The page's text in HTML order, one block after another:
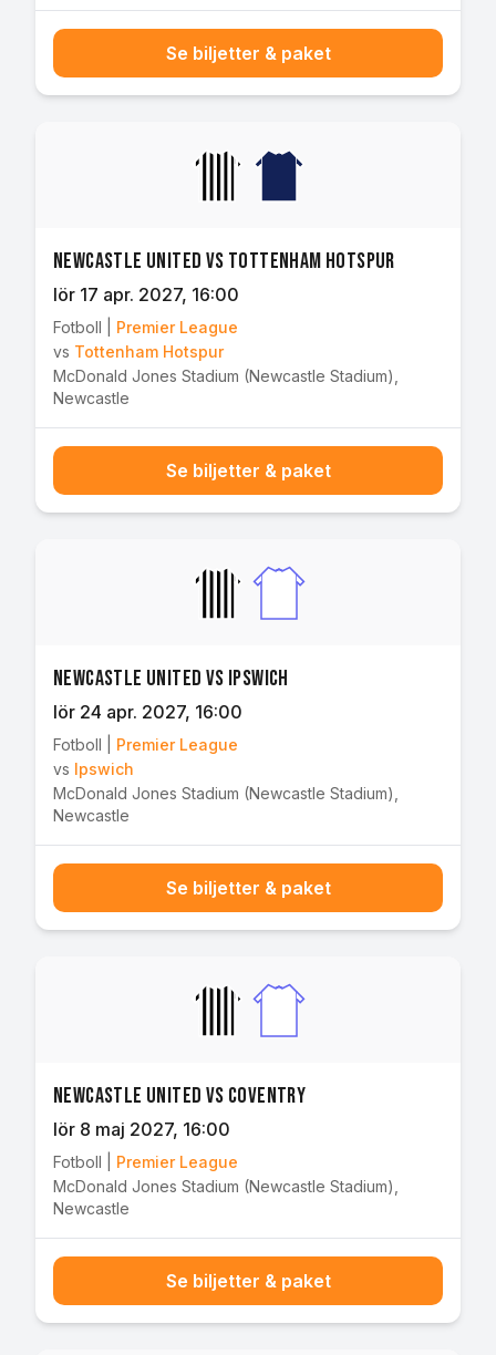
Se biljetter & paket
Newcastle United vs Tottenham Hotspur
lör 17 apr. 2027, 16:00
Fotboll
Premier League
vs Tottenham Hotspur
McDonald Jones Stadium (Newcastle Stadium)
Newcastle
Se biljetter & paket
Newcastle United vs Ipswich
lör 24 apr. 2027, 16:00
Fotboll
Premier League
vs Ipswich
McDonald Jones Stadium (Newcastle Stadium)
Newcastle
Se biljetter & paket
Newcastle United vs Coventry
lör 8 maj 2027, 16:00
Fotboll
Premier League
McDonald Jones Stadium (Newcastle Stadium)
Newcastle
Se biljetter & paket